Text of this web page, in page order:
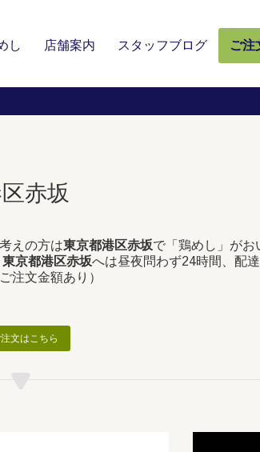
し 店舗案内 スタッフブログ ご注
赤坂
えの方は東京都港区赤坂で「鶏めし」がお
東京都港区赤坂へは昼夜問わず24時間、配達
注文金額あり）
文はこちら